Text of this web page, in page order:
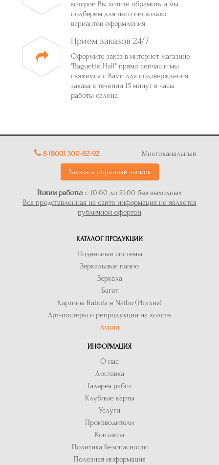
которое Вы хотите обрамить и мы
подберем для него несколько
вариантов оформления
Прием заказов 24/7
Оформите заказ в интернет-магазине
"Baguette Hall" прямо сейчас и мы
свяжемся с Вами для подтверждения
заказа в течении 15 минут в часы
работы салона
8 (800) 300-82-92 Многоканальный
Заказать обратный звонок
Режим работы: с 10:00 до 21:00 без выходных
Вся представленная на сайте информация не является
публичной офертой
КАТАЛОГ ПРОДУКЦИИ
Подвесные системы
Зеркальные панно
Зеркала
Багет
Картины Bubola e Naibo (Италия)
Арт-постеры и репродукции на холсте
Акции
ИНФОРМАЦИЯ
О нас
Доставка
Галерея работ
Клубные карты
Услуги
Производители
Контакты
Политика Безопасности
Полезная информация